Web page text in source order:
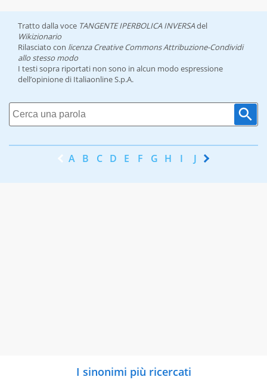
Tratto dalla voce TANGENTE IPERBOLICA INVERSAdel
Wikizionario
Rilasciato con licenza Creative Commons Attribuzione-Condividi
allo stesso modo
I testi sopra riportati non sono in alcun modo espressione
dell’opinione di Italiaonline S.p.A.
A B C D E F G H I J K
I sinonimi più ricercati